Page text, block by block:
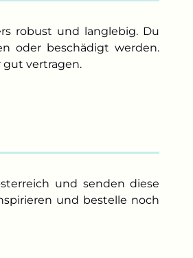
robust und langlebig. Du
oder beschädigt werden.
gut vertragen.
und senden diese
und bestelle noch